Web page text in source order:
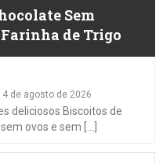
Sem
Farinha de Trigo
4 de agosto de 2026
deliciosos Biscoitos de
ovos e sem [...]